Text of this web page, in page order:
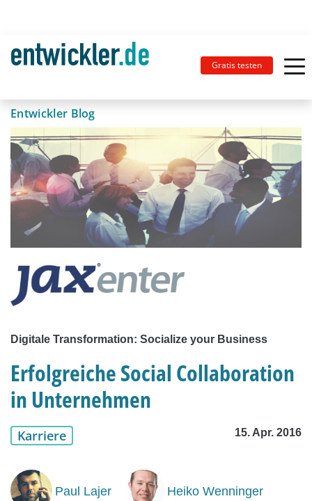
Gratis testen
Entwickler Blog
Digitale Transformation: Socialize your Business
Erfolgreiche Social Collaboration
in Unternehmen
Karriere 15. Apr. 2016
Paul Lajer Heiko Wenninger